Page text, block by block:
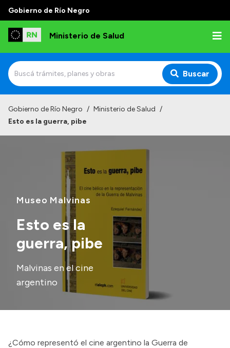
Gobierno de Río Negro
Ministerio de Salud
Buscar
Normativa y Funciones
Consejos locales
Transparencia
Presupuesto
Boletín Oficial
Compras y licitaciones
Gobierno de Río Negro / Ministerio de Salud /
Esto es la guerra, pibe
Museo Malvinas
Esto es la
guerra, pibe
Malvinas en el cine
argentino
¿Cómo representó el cine argentino la Guerra de